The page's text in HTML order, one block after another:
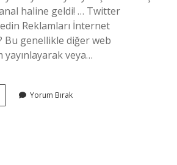
haline geldi! … Twitter
Reklamları İnternet
Bu genellikle diğer web
veya…
Yorum Bırak